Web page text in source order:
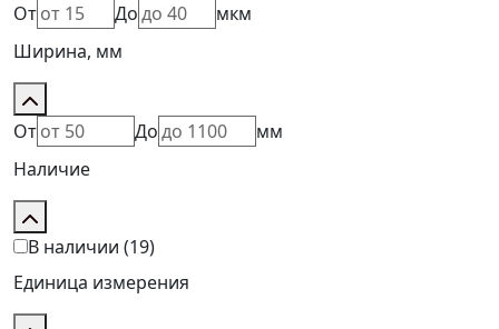
От До
мкм
Ширина, мм
От До
мм
Наличие
В наличии (19)
Единица измерения